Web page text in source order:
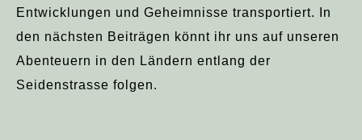
Entwicklungen und Geheimnisse transportiert. In
den nächsten Beiträgen könnt ihr uns auf unseren
Abenteuern in den Ländern entlang der
Seidenstrasse folgen.